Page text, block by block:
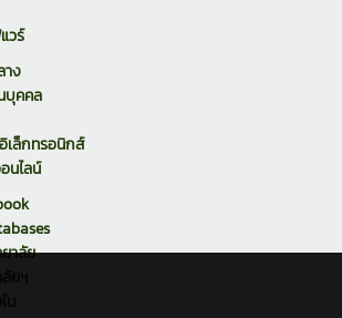
วร์
าง
บุคคล
เล็กทรอนิกส์
นไลน์
าลัย
ยฯ
น